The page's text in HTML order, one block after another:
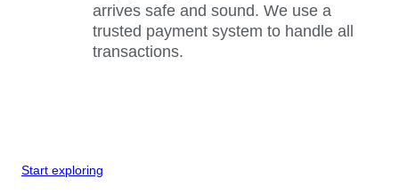
arrives safe and sound. We use a
trusted payment system to handle all
transactions.
Start exploring